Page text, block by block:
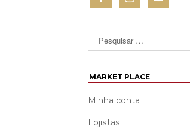
MARKET PLACE
Minha conta
Lojistas